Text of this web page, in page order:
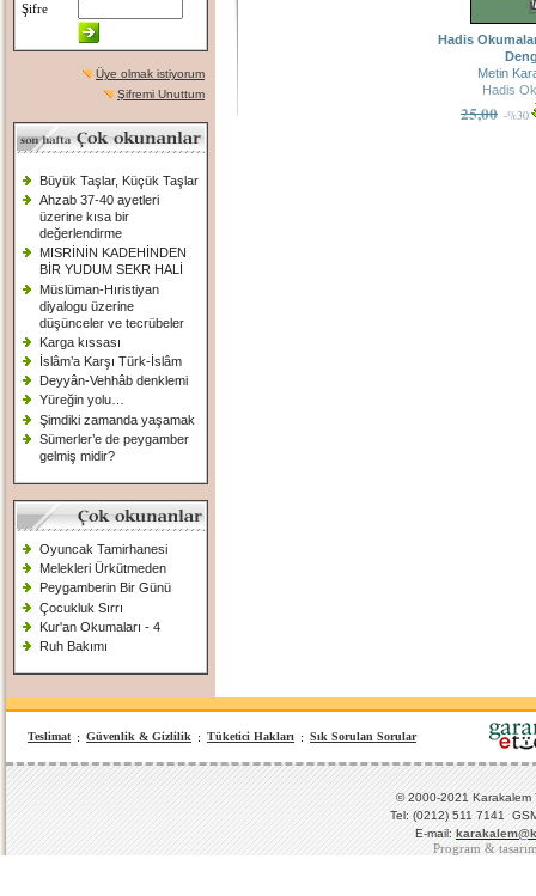
Şifre
Üye olmak istiyorum
Şifremi Unuttum
Büyük Taşlar, Küçük Taşlar
Ahzab 37-40 ayetleri
üzerine kısa bir
değerlendirme
MISRİNİN KADEHİNDEN
BİR YUDUM SEKR HALİ
Müslüman-Hıristiyan
diyalogu üzerine
düşünceler ve tecrübeler
Karga kıssası
İslâm’a Karşı Türk-İslâm
Deyyân-Vehhâb denklemi
Yüreğin yolu…
Şimdiki zamanda yaşamak
Sümerler’e de peygamber
gelmiş midir?
Oyuncak Tamirhanesi
Melekleri Ürkütmeden
Peygamberin Bir Günü
Çocukluk Sırrı
Kur'an Okumaları - 4
Ruh Bakımı
Hadis
Metin
Hadis
25,00 -%30
Teslimat : Güvenlik & Gizlilik : Tüketici Hakları : Sık Sorulan Sorular
© 2000-2021 Karakalem
Tel: (0212) 511 7141
E-mail:
Program &